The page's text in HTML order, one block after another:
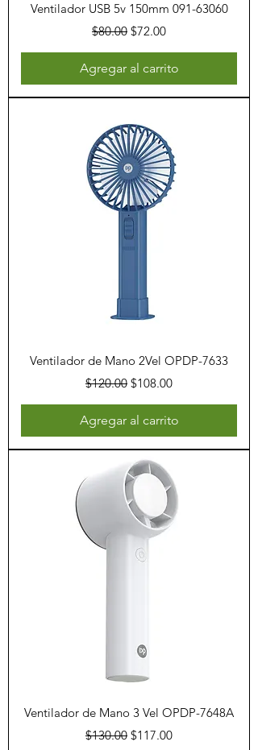
Ventilador USB 5v 150mm 091-63060
Precio
$80.00 Precio de oferta
$72.00
Agregar al carrito
Ventilador de Mano 2Vel OPDP-7633
Precio
$120.00 Precio de oferta
$108.00
Agregar al carrito
Ventilador de Mano 3 Vel OPDP-7648A
Precio
$130.00 Precio de oferta
$117.00